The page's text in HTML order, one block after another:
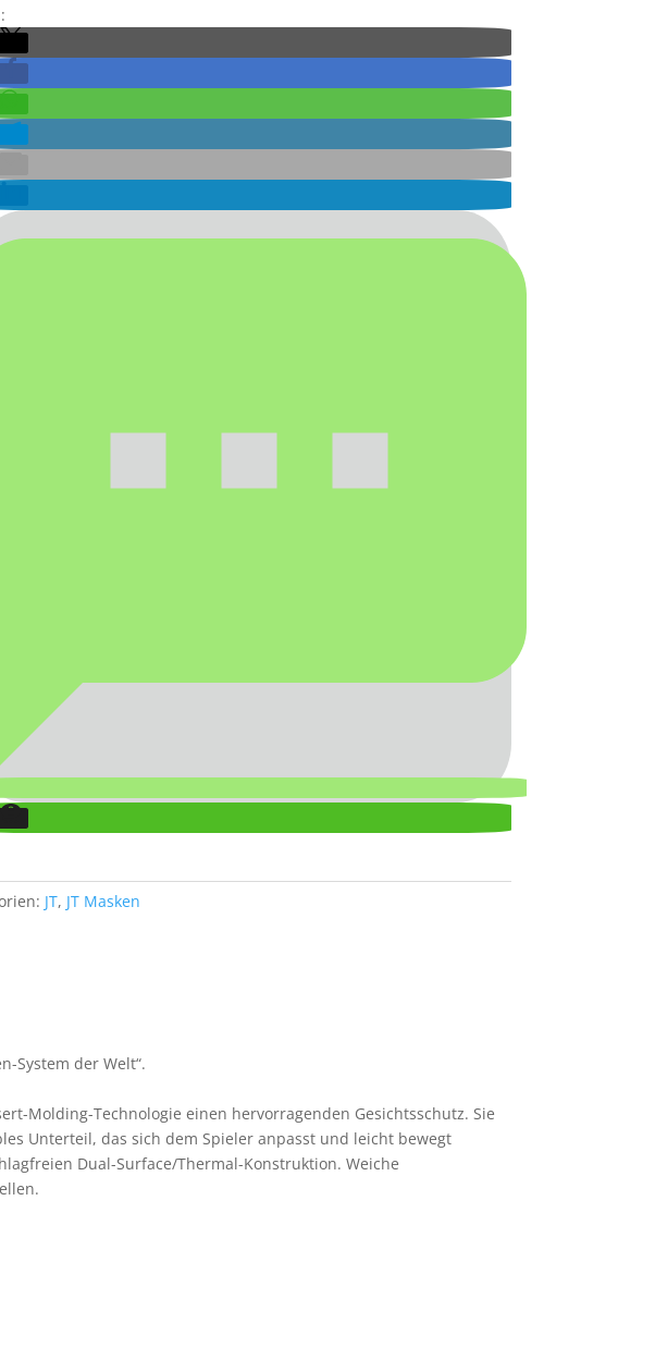
JT, JT Masken
System der Welt“.
Molding-Technologie einen hervorragenden Gesichtsschutz. Sie
Unterteil, das sich dem Spieler anpasst und leicht bewegt
Dual-Surface/Thermal-Konstruktion. Weiche